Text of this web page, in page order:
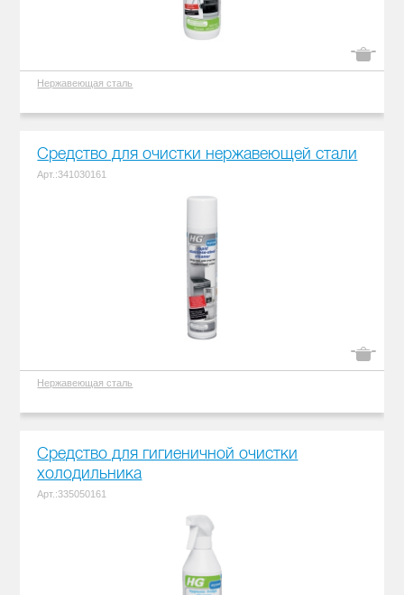
Нержавеющая сталь
Средство для очистки нержавеющей стали
Арт.:341030161
Нержавеющая сталь
Средство для гигиеничной очистки
холодильника
Арт.:335050161